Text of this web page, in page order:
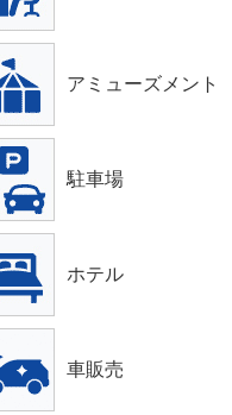
アミューズメント
駐車場
ホテル
車販売